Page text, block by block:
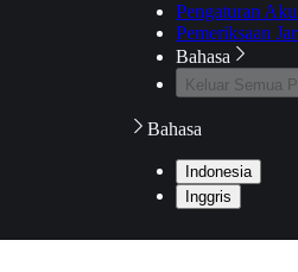
Pengaturan
Pemeriksaan
Bahasa
Keluar Semua
Bahasa
Indonesia
Inggris